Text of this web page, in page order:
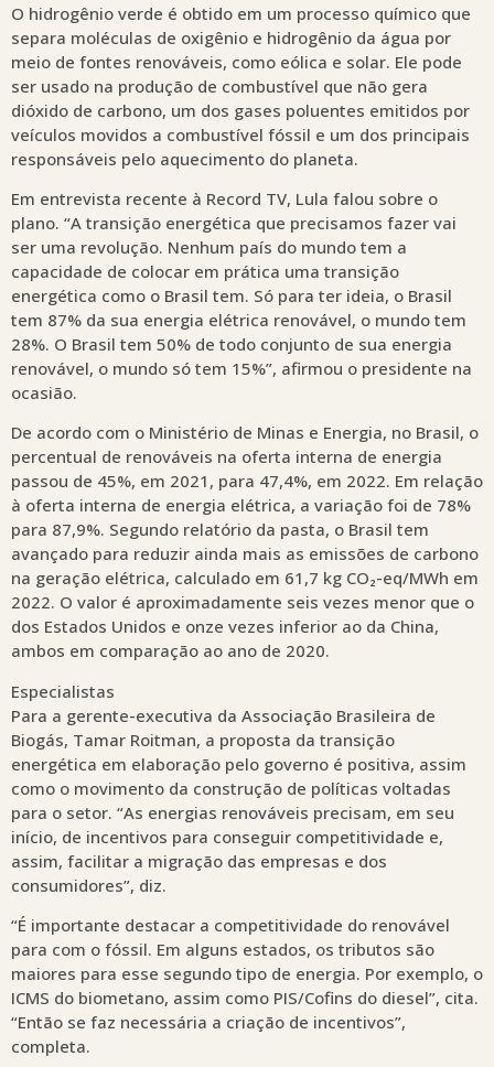
O hidrogênio verde é obtido em um processo químico que
separa moléculas de oxigênio e hidrogênio da água por
meio de fontes renováveis, como eólica e solar. Ele pode
ser usado na produção de combustível que não gera
dióxido de carbono, um dos gases poluentes emitidos por
veículos movidos a combustível fóssil e um dos principais
responsáveis pelo aquecimento do planeta.
Em entrevista recente à Record TV, Lula falou sobre o
plano. “A transição energética que precisamos fazer vai
ser uma revolução. Nenhum país do mundo tem a
capacidade de colocar em prática uma transição
energética como o Brasil tem. Só para ter ideia, o Brasil
tem 87% da sua energia elétrica renovável, o mundo tem
28%. O Brasil tem 50% de todo conjunto de sua energia
renovável, o mundo só tem 15%”, afirmou o presidente na
ocasião.
De acordo com o Ministério de Minas e Energia, no Brasil, o
percentual de renováveis na oferta interna de energia
passou de 45%, em 2021, para 47,4%, em 2022. Em relação
à oferta interna de energia elétrica, a variação foi de 78%
para 87,9%. Segundo relatório da pasta, o Brasil tem
avançado para reduzir ainda mais as emissões de carbono
na geração elétrica, calculado em 61,7 kg CO₂-eq/MWh em
2022. O valor é aproximadamente seis vezes menor que o
dos Estados Unidos e onze vezes inferior ao da China,
ambos em comparação ao ano de 2020.
Especialistas
Para a gerente-executiva da Associação Brasileira de
Biogás, Tamar Roitman, a proposta da transição
energética em elaboração pelo governo é positiva, assim
como o movimento da construção de políticas voltadas
para o setor. “As energias renováveis precisam, em seu
início, de incentivos para conseguir competitividade e,
assim, facilitar a migração das empresas e dos
consumidores”, diz.
“É importante destacar a competitividade do renovável
para com o fóssil. Em alguns estados, os tributos são
maiores para esse segundo tipo de energia. Por exemplo, o
ICMS do biometano, assim como PIS/Cofins do diesel”, cita.
“Então se faz necessária a criação de incentivos”,
completa.